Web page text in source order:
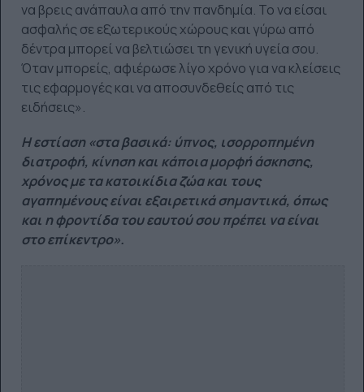
να βρεις ανάπαυλα από την πανδημία. Το να είσαι
ασφαλής σε εξωτερικούς χώρους και γύρω από
δέντρα μπορεί να βελτιώσει τη γενική υγεία σου.
Όταν μπορείς, αφιέρωσε λίγο χρόνο για να κλείσεις
τις εφαρμογές και να αποσυνδεθείς από τις
ειδήσεις».
Η εστίαση «στα βασικά: ύπνος, ισορροπημένη
διατροφή, κίνηση και κάποια μορφή άσκησης,
χρόνος με τα κατοικίδια ζώα και τους
αγαπημένους είναι εξαιρετικά σημαντικά, όπως
και η φροντίδα του εαυτού σου πρέπει να είναι
στο επίκεντρο».